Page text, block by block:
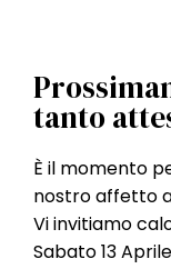
tanto
È il momento
nostro affetto
Vi invitiamo
Sabato 13